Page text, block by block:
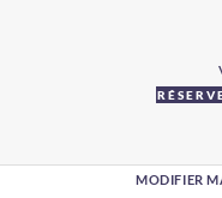
MODIFIER